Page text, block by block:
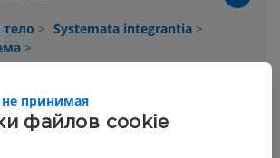
> Systemata integrantia >
>
нервная система>
нервов
файлов cookie
принимая